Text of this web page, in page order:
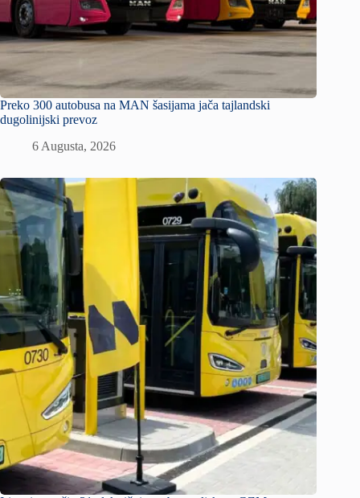
Preko 300 autobusa na MAN šasijama jača tajlandski
dugolinijski prevoz
6 Augusta, 2026